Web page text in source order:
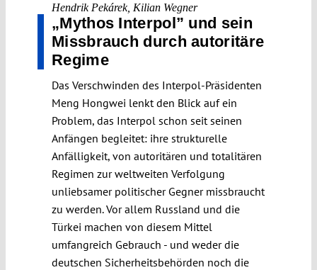
Hendrik Pekárek, Kilian Wegner
„Mythos Interpol” und sein
Missbrauch durch autoritäre
Regime
Das Verschwinden des Interpol-Präsidenten
Meng Hongwei lenkt den Blick auf ein
Problem, das Interpol schon seit seinen
Anfängen begleitet: ihre strukturelle
Anfälligkeit, von autoritären und totalitären
Regimen zur weltweiten Verfolgung
unliebsamer politischer Gegner missbraucht
zu werden. Vor allem Russland und die
Türkei machen von diesem Mittel
umfangreich Gebrauch - und weder die
deutschen Sicherheitsbehörden noch die